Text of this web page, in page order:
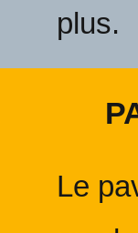
plus.
Le